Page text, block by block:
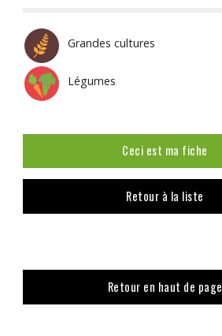
Grandes cultures
Légumes
Ceci est ma fiche
Retour à la liste
Retour en haut de page